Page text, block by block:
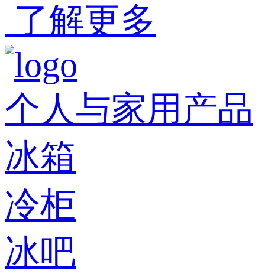
了解更多
个人与家用产品
冰箱
冷柜
冰吧